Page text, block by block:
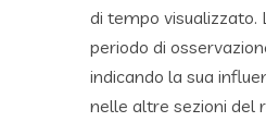
di tempo visualizzato.
periodo di
indicando la sua
nelle altre sezioni del